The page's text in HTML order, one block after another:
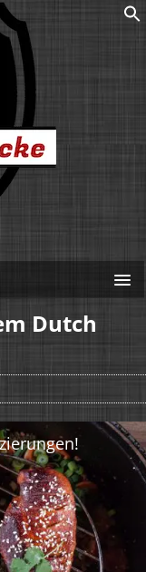
Dutch